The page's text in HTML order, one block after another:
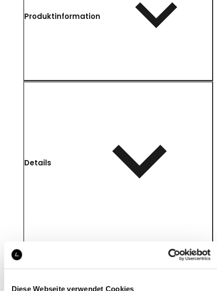
Diese Webseite verwendet Cookies
Produktinformation
Details